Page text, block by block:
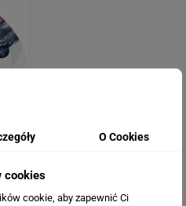
O Cookies
cookies
cookie, aby zapewnić Ci